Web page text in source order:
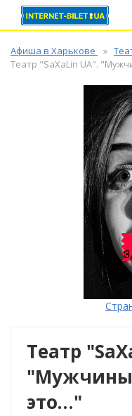
Афиша в Харькове
Театр "SaXaLin UA".
Театр
это…"